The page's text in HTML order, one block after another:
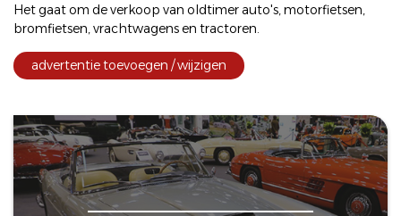
Het gaat om deverkoop van oldtimerauto's,motorfietsen,
bromfietsen,vrachtwagens en tractoren.
advertentie toevoegen / wijzigen